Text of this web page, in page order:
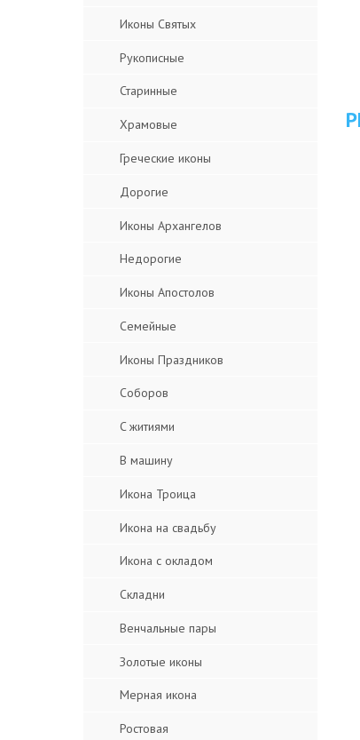
Иконы Святых
Рукописные
Старинные
Храмовые
Греческие иконы
Дорогие
Иконы Архангелов
Недорогие
Иконы Апостолов
Семейные
Иконы Праздников
Соборов
C житиями
В машину
Икона Троица
Икона на свадьбу
Икона с окладом
Складни
Венчальные пары
Золотые иконы
Мерная икона
Ростовая